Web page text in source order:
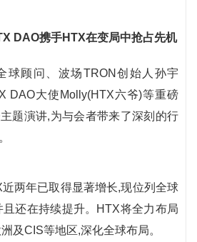
DAO携手HTX在变局中抢占先机
球顾问、波场TRON创始人孙宇
DAO大使Molly(HTX六爷)等重磅
题演讲,为与会者带来了深刻的行
两年已取得显著增长,现位列全球
还在持续提升。HTX将全力布局
及CIS等地区,深化全球布局。